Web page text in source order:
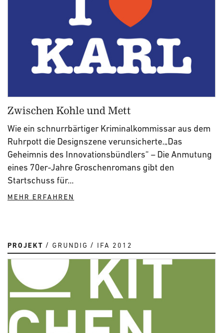
Zwischen Kohle und Mett
Wie ein schnurrbärtiger Kriminalkommissar aus dem
Ruhrpott die Designszene verunsicherte.„Das
Geheimnis des Innovationsbündlers“ – Die Anmutung
eines 70er-Jahre Groschenromans gibt den
Startschuss für...
MEHR ERFAHREN
PROJEKT GRUNDIG IFA 2012